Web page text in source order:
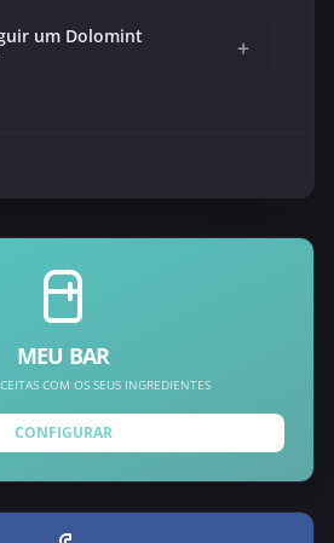
um Dolomint
+
MEU BAR
COM OS SEUS INGREDIENTES
CONFIGURAR